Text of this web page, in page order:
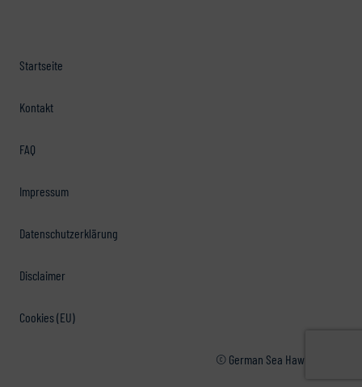
Startseite
Kontakt
FAQ
Impressum
Datenschutzerklärung
Disclaimer
Cookies (EU)
© German Sea Hawkers e.V.